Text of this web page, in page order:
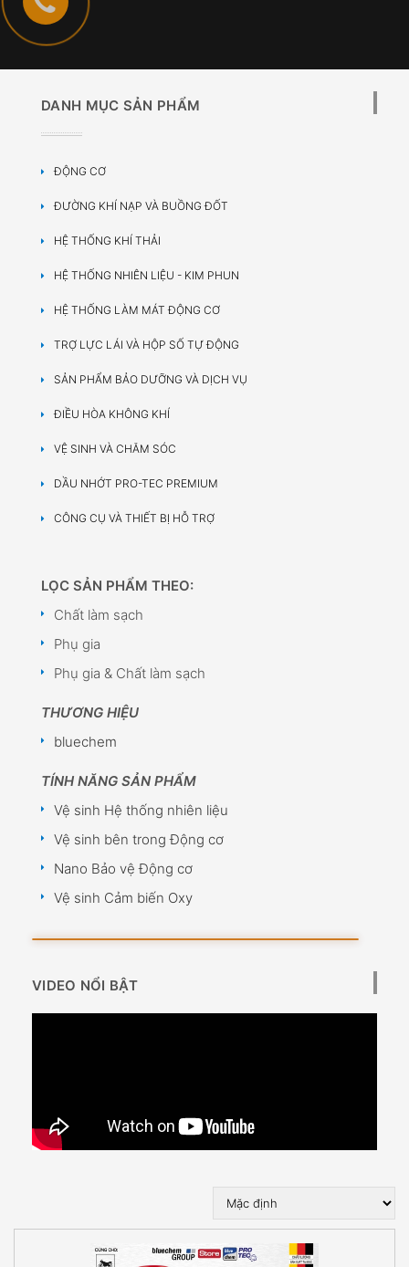
DANH MỤC SẢN PHẨM
ĐỘNG CƠ
ĐƯỜNG KHÍ NẠP VÀ BUỒNG ĐỐT
HỆ THỐNG KHÍ THẢI
HỆ THỐNG NHIÊN LIỆU - KIM PHUN
HỆ THỐNG LÀM MÁT ĐỘNG CƠ
TRỢ LỰC LÁI VÀ HỘP SỐ TỰ ĐỘNG
SẢN PHẨM BẢO DƯỠNG VÀ DỊCH VỤ
ĐIỀU HÒA KHÔNG KHÍ
VỆ SINH VÀ CHĂM SÓC
DẦU NHỚT PRO-TEC PREMIUM
CÔNG CỤ VÀ THIẾT BỊ HỖ TRỢ
LỌC SẢN PHẨM THEO:
Chất làm sạch
Phụ gia
Phụ gia & Chất làm sạch
THƯƠNG HIỆU
bluechem
TÍNH NĂNG SẢN PHẨM
Vệ sinh Hệ thống nhiên liệu
Vệ sinh bên trong Động cơ
Nano Bảo vệ Động cơ
Vệ sinh Cảm biến Oxy
VIDEO NỔI BẬT